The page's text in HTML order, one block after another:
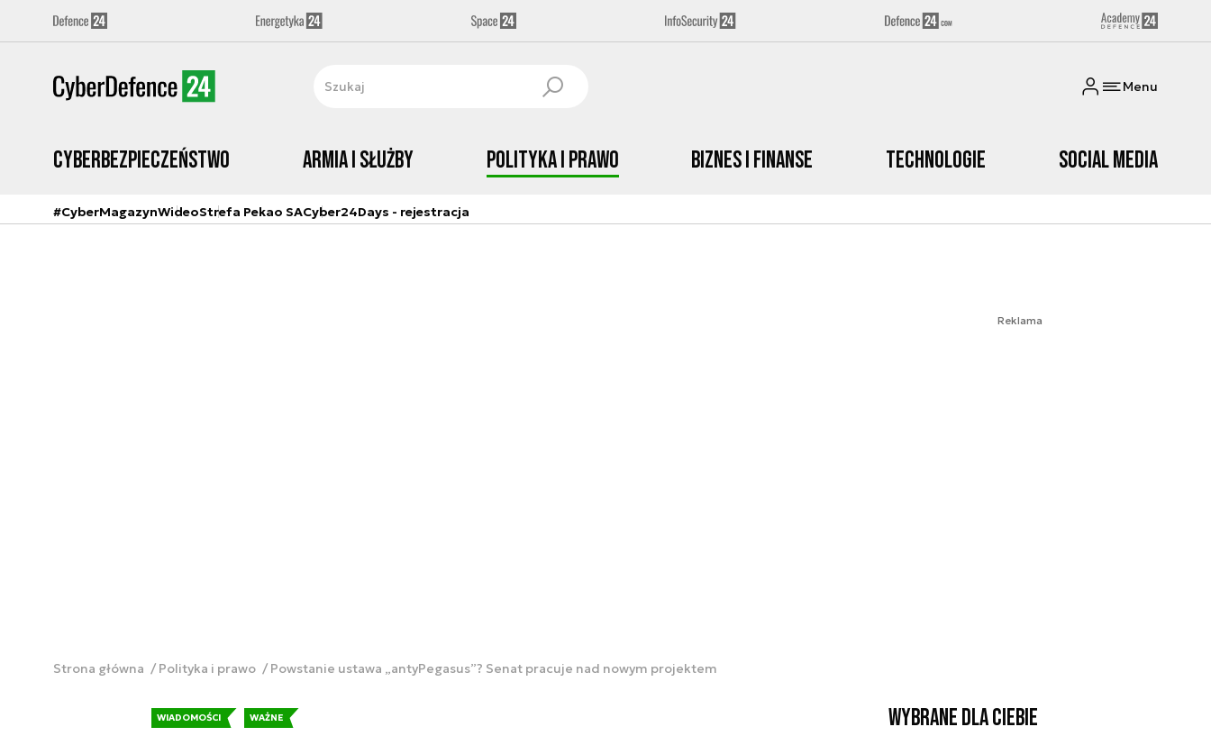
Menu
Cyberbezpieczeństwo Armia i Służby Polityka i prawo Biznes i Finanse Technologie Social media
#CyberMagazynWideoStrefa Pekao SACyber24Days - rejestracja
Reklama
Strona główna Polityka i prawo Powstanie ustawa „antyPegasus”? Senat pracuje nad nowym projektem
WIADOMOŚCI WAŻNE Wybrane dla Ciebie